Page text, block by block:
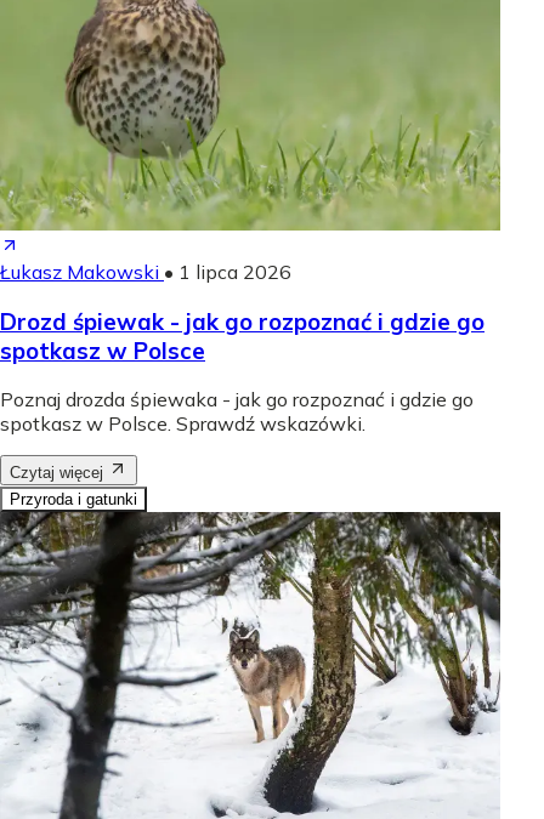
Łukasz Makowski • 1 lipca 2026
Drozd śpiewak - jak go rozpoznać i gdzie go
spotkasz w Polsce
Poznaj drozda śpiewaka - jak go rozpoznać i gdzie go
spotkasz w Polsce. Sprawdź wskazówki.
Czytaj więcej
Przyroda i gatunki